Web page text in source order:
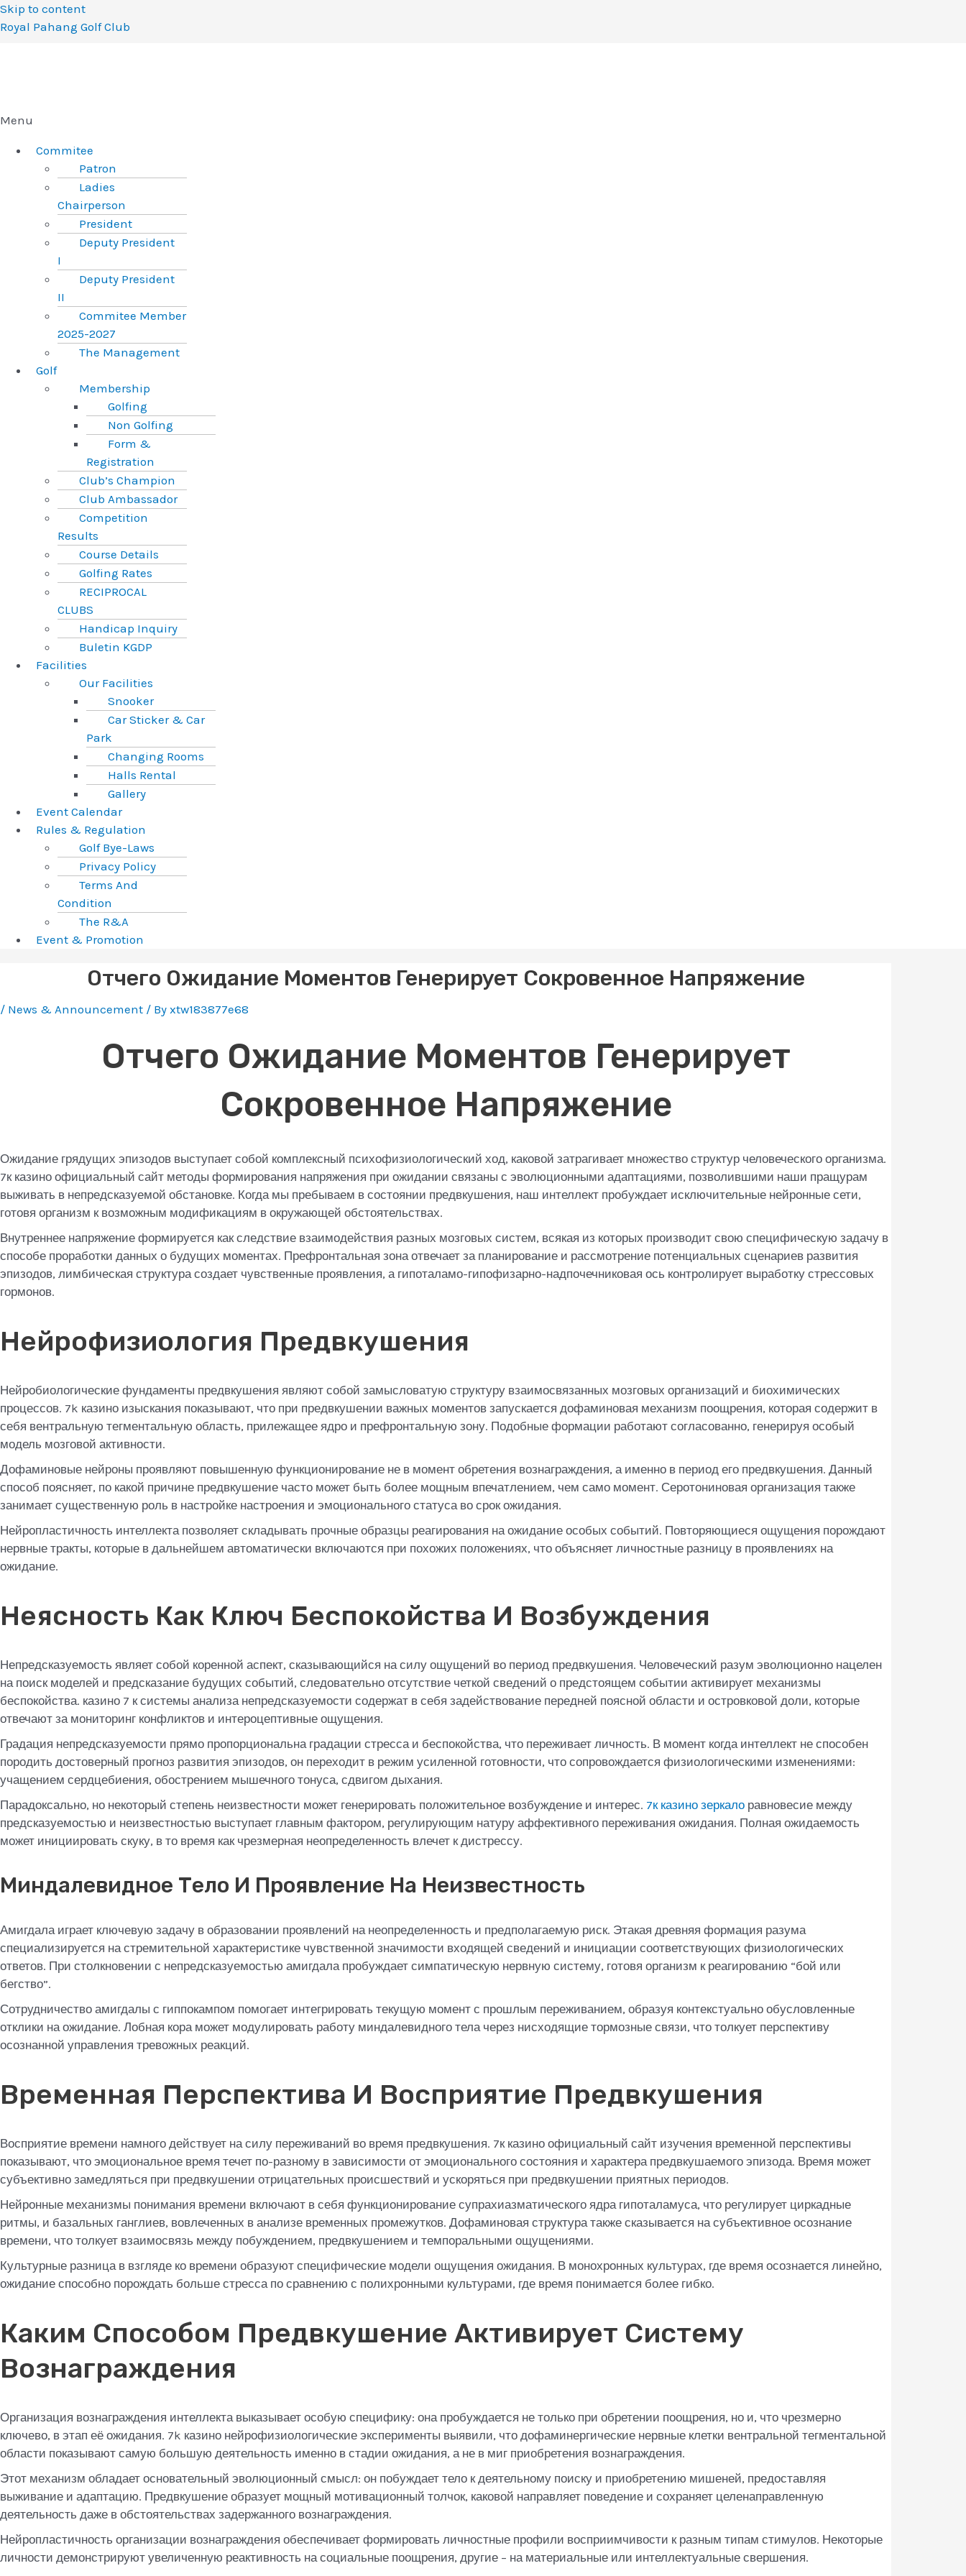
Skip to content
Royal Pahang Golf Club
Menu
Commitee
Patron
Ladies
Chairperson
President
Deputy President
I
Deputy President
II
Commitee Member
2025-2027
The Management
Golf
Membership
Golfing
Non Golfing
Form &
Registration
Club’s Champion
Club Ambassador
Competition
Results
Course Details
Golfing Rates
RECIPROCAL
CLUBS
Handicap Inquiry
Buletin KGDP
Facilities
Our Facilities
Snooker
Car Sticker & Car
Park
Changing Rooms
Halls Rental
Gallery
Event Calendar
Rules & Regulation
Golf Bye-Laws
Privacy Policy
Terms And
Condition
The R&A
Event & Promotion
Отчего Ожидание Моментов Генерирует Сокровенное Напряжение
/ News & Announcement / By xtw183877e68
Отчего Ожидание Моментов Генерирует
Сокровенное Напряжение
Ожидание грядущих эпизодов выступает собой комплексный психофизиологический ход, каковой затрагивает множество структур человеческого организма.
7к казино официальный сайт методы формирования напряжения при ожидании связаны с эволюционными адаптациями, позволившими наши пращурам
выживать в непредсказуемой обстановке. Когда мы пребываем в состоянии предвкушения, наш интеллект пробуждает исключительные нейронные сети,
готовя организм к возможным модификациям в окружающей обстоятельствах.
Внутреннее напряжение формируется как следствие взаимодействия разных мозговых систем, всякая из которых производит свою специфическую задачу в
способе проработки данных о будущих моментах. Префронтальная зона отвечает за планирование и рассмотрение потенциальных сценариев развития
эпизодов, лимбическая структура создает чувственные проявления, а гипоталамо-гипофизарно-надпочечниковая ось контролирует выработку стрессовых
гормонов.
Нейрофизиология Предвкушения
Нейробиологические фундаменты предвкушения являют собой замысловатую структуру взаимосвязанных мозговых организаций и биохимических
процессов. 7k казино изыскания показывают, что при предвкушении важных моментов запускается дофаминовая механизм поощрения, которая содержит в
себя вентральную тегментальную область, прилежащее ядро и префронтальную зону. Подобные формации работают согласованно, генерируя особый
модель мозговой активности.
Дофаминовые нейроны проявляют повышенную функционирование не в момент обретения вознаграждения, а именно в период его предвкушения. Данный
способ поясняет, по какой причине предвкушение часто может быть более мощным впечатлением, чем само момент. Серотониновая организация также
занимает существенную роль в настройке настроения и эмоционального статуса во срок ожидания.
Нейропластичность интеллекта позволяет складывать прочные образцы реагирования на ожидание особых событий. Повторяющиеся ощущения порождают
нервные тракты, которые в дальнейшем автоматически включаются при похожих положениях, что объясняет личностные разницу в проявлениях на
ожидание.
Неясность Как Ключ Беспокойства И Возбуждения
Непредсказуемость являет собой коренной аспект, сказывающийся на силу ощущений во период предвкушения. Человеческий разум эволюционно нацелен
на поиск моделей и предсказание будущих событий, следовательно отсутствие четкой сведений о предстоящем событии активирует механизмы
беспокойства. казино 7 к системы анализа непредсказуемости содержат в себя задействование передней поясной области и островковой доли, которые
отвечают за мониторинг конфликтов и интероцептивные ощущения.
Градация непредсказуемости прямо пропорциональна градации стресса и беспокойства, что переживает личность. В момент когда интеллект не способен
породить достоверный прогноз развития эпизодов, он переходит в режим усиленной готовности, что сопровождается физиологическими изменениями:
учащением сердцебиения, обострением мышечного тонуса, сдвигом дыхания.
Парадоксально, но некоторый степень неизвестности может генерировать положительное возбуждение и интерес. 7к казино зеркало равновесие между
предсказуемостью и неизвестностью выступает главным фактором, регулирующим натуру аффективного переживания ожидания. Полная ожидаемость
может инициировать скуку, в то время как чрезмерная неопределенность влечет к дистрессу.
Миндалевидное Тело И Проявление На Неизвестность
Амигдала играет ключевую задачу в образовании проявлений на неопределенность и предполагаемую риск. Этакая древняя формация разума
специализируется на стремительной характеристике чувственной значимости входящей сведений и инициации соответствующих физиологических
ответов. При столкновении с непредсказуемостью амигдала пробуждает симпатическую нервную систему, готовя организм к реагированию “бой или
бегство”.
Сотрудничество амигдалы с гиппокампом помогает интегрировать текущую момент с прошлым переживанием, образуя контекстуально обусловленные
отклики на ожидание. Лобная кора может модулировать работу миндалевидного тела через нисходящие тормозные связи, что толкует перспективу
осознанной управления тревожных реакций.
Временная Перспектива И Восприятие Предвкушения
Восприятие времени намного действует на силу переживаний во время предвкушения. 7к казино официальный сайт изучения временной перспективы
показывают, что эмоциональное время течет по-разному в зависимости от эмоционального состояния и характера предвкушаемого эпизода. Время может
субъективно замедляться при предвкушении отрицательных происшествий и ускоряться при предвкушении приятных периодов.
Нейронные механизмы понимания времени включают в себя функционирование супрахиазматического ядра гипоталамуса, что регулирует циркадные
ритмы, и базальных ганглиев, вовлеченных в анализе временных промежутков. Дофаминовая структура также сказывается на субъективное осознание
времени, что толкует взаимосвязь между побуждением, предвкушением и темпоральными ощущениями.
Культурные разница в взгляде ко времени образуют специфические модели ощущения ожидания. В монохронных культурах, где время осознается линейно,
ожидание способно порождать больше стресса по сравнению с полихронными культурами, где время понимается более гибко.
Каким Способом Предвкушение Активирует Систему
Вознаграждения
Организация вознаграждения интеллекта выказывает особую специфику: она пробуждается не только при обретении поощрения, но и, что чрезмерно
ключево, в этап её ожидания. 7k казино нейрофизиологические эксперименты выявили, что дофаминергические нервные клетки вентральной тегментальной
области показывают самую большую деятельность именно в стадии ожидания, а не в миг приобретения вознаграждения.
Этот механизм обладает основательный эволюционный смысл: он побуждает тело к деятельному поиску и приобретению мишеней, предоставляя
выживание и адаптацию. Предвкушение образует мощный мотивационный толчок, каковой направляет поведение и сохраняет целенаправленную
деятельность даже в обстоятельствах задержанного вознаграждения.
Нейропластичность организации вознаграждения обеспечивает формировать личностные профили восприимчивости к разным типам стимулов. Некоторые
личности демонстрируют увеличенную реактивность на социальные поощрения, другие – на материальные или интеллектуальные свершения.